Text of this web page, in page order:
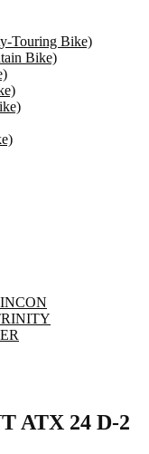
Touring Bike)
Bike)
ATX 24 D-2